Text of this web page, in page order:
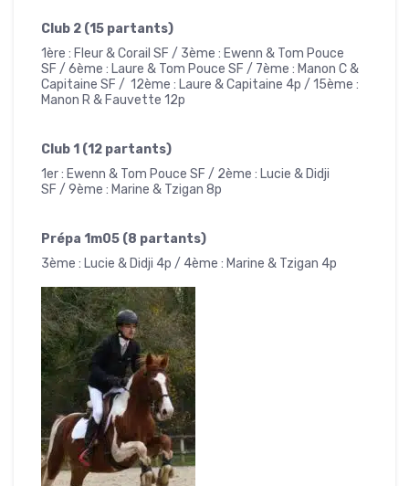
Club 2 (15 partants)
1ère : Fleur & Corail SF / 3ème : Ewenn & Tom Pouce
SF / 6ème : Laure & Tom Pouce SF / 7ème : Manon C &
Capitaine SF / 12ème : Laure & Capitaine 4p / 15ème :
Manon R & Fauvette 12p
Club 1 (12 partants)
1er : Ewenn & Tom Pouce SF / 2ème : Lucie & Didji
SF / 9ème : Marine & Tzigan 8p
Prépa 1m05 (8 partants)
3ème : Lucie & Didji 4p / 4ème : Marine & Tzigan 4p